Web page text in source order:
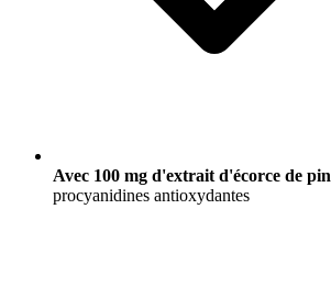
Avec 100 mg d'extrait d'écorce de pin
procyanidines antioxydantes